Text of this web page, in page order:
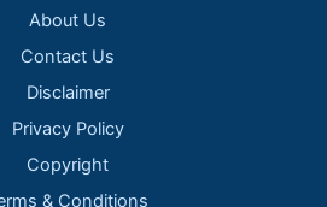
About Us
Contact Us
Disclaimer
Privacy Policy
Copyright
& Conditions